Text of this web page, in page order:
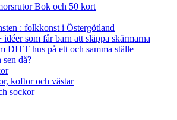
Bok och 50 kort
: folkkonst i Östergötland
som får barn att släppa skärmarna
DITT hus på ett och samma ställe
sen då?
koftor och västar
sockor